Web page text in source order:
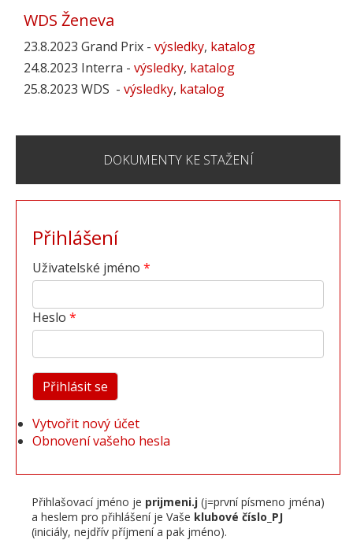
WDS Ženeva
23.8.2023 Grand Prix - výsledky, katalog
24.8.2023 Interra - výsledky, katalog
25.8.2023 WDS - výsledky, katalog
DOKUMENTY KE STAŽENÍ
Přihlášení
Uživatelské jméno
Heslo
Vytvořit nový účet
Obnovení vašeho hesla
Přihlašovací jméno je prijmeni.j (j=první písmeno jména)
a heslem pro přihlášení je Vaše klubové číslo_PJ
(iniciály, nejdřív příjmení a pak jméno).